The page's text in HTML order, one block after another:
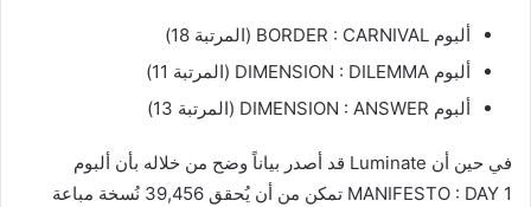
ألبوم BORDER : CARNIVAL (المرتبة 18)
ألبوم DIMENSION : DILEMMA (المرتبة 11)
ألبوم DIMENSION : ANSWER (المرتبة 13)
في حين أن Luminate قد أصدر بياناً وضح من خلاله بأن ألبوم
MANIFESTO : DAY 1 تمكن من أن يُحقق 39,456 نُسخة مباعة